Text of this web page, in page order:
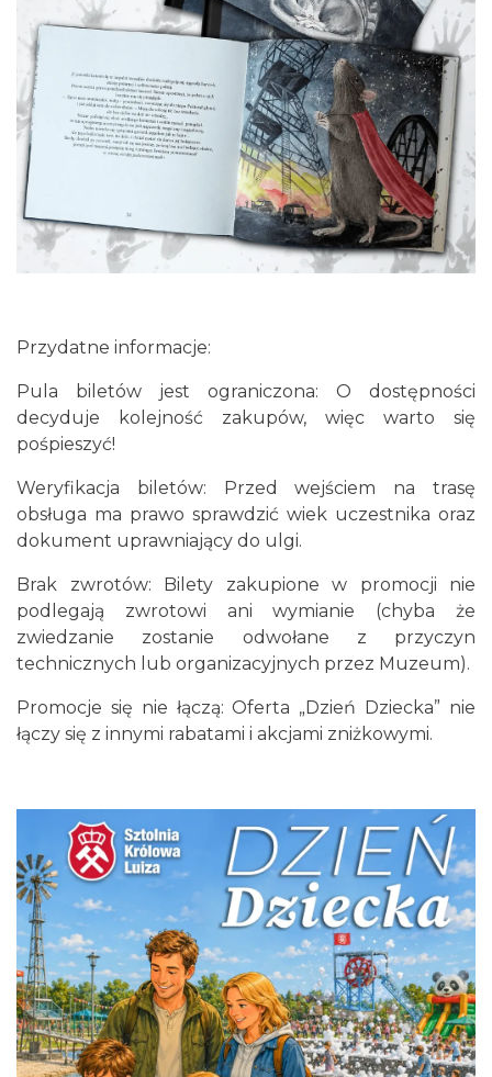
LORD OF THE DANCE - 30th Anniversary
Tour
2026-12-11
16.51 km
LORD OF THE DANCE 2026
2026-12-11
16.51 km
Poland Bachaturo Festiwal
Katowice
2026-08-14
16.62 km
17th WORLD BRIDGE SERIES – Katowice
2026
Katowice
2026-08-20
16.62 km
Przydatne informacje:
Pula biletów jest ograniczona: O dostępności
decyduje kolejność zakupów, więc warto się
pośpieszyć!
Weryfikacja biletów: Przed wejściem na trasę
obsługa ma prawo sprawdzić wiek uczestnika oraz
dokument uprawniający do ulgi.
Brak zwrotów: Bilety zakupione w promocji nie
podlegają zwrotowi ani wymianie (chyba że
zwiedzanie zostanie odwołane z przyczyn
technicznych lub organizacyjnych przez Muzeum).
Promocje się nie łączą: Oferta „Dzień Dziecka” nie
łączy się z innymi rabatami i akcjami zniżkowymi.